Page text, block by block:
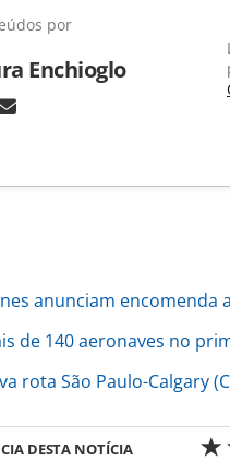
por
Enchioglo
anunciam encomenda
de 140 aeronaves no
rota São Paulo-Calgary
DESTA NOTÍCIA